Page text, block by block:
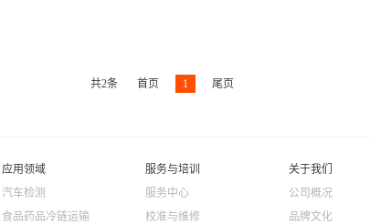
共2条 首页 1 尾页
应用领域
汽车检测
食品药品冷链运输
服务与培训
服务中心
校准与维修
关于我们
公司概况
品牌文化